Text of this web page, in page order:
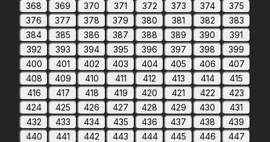
368
369 370 371 372 373 374
375
376
377 378 379 380 381 382
383
384
385 386 387 388 389 390
391
392
393 394 395 396 397 398
399
400
401 402 403 404 405 406
407
408
409 410 411 412 413 414
415
416
417 418 419 420 421 422
423
424
425 426 427 428 429 430
431
432
433 434 435 436 437 438
439
440
441 442 443 444 445 446
447